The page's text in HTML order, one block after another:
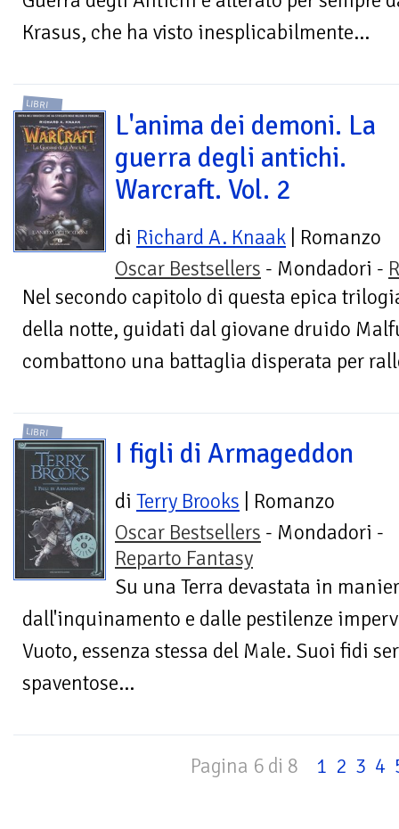
Krasus, che ha visto inesplicabilmente...
LIBRI
L'anima dei demoni. La
guerra degli antichi.
Warcraft. Vol. 2
di Richard A. Knaak | Romanzo
Oscar Bestsellers - Mondadori -
Nel secondo capitolo di questa epica
della notte, guidati dal giovane druido
combattono una battaglia disperata per
LIBRI
I figli di Armageddon
di Terry Brooks | Romanzo
Oscar Bestsellers - Mondadori -
Reparto Fantasy
Su una Terra devastata in
dall'inquinamento e dalle pestilenze
Vuoto, essenza stessa del Male. Suoi fidi
spaventose...
Pagina 6 di 8 1 2 3 4